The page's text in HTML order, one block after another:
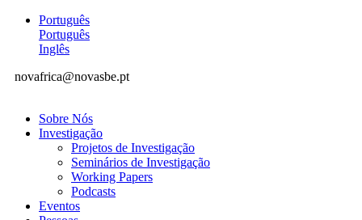
Português
Português
Inglês
novafrica@novasbe.pt
Sobre Nós
Investigação
Projetos de Investigação
Seminários de Investigação
Working Papers
Podcasts
Eventos